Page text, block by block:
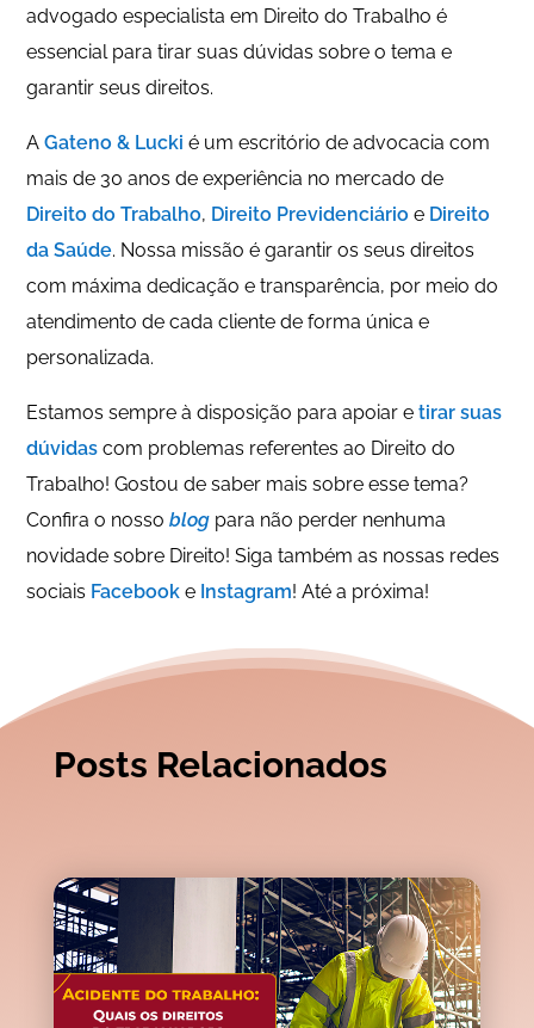
advogado especialista em Direito do Trabalho é
essencial para tirar suas dúvidas sobre o tema e
garantir seus direitos.
A Gateno & Lucki é um escritório de advocacia com
mais de 30 anos de experiência no mercado de
Direito do Trabalho, Direito Previdenciário e Direito
da Saúde. Nossa missão é garantir os seus direitos
com máxima dedicação e transparência, por meio do
atendimento de cada cliente de forma única e
personalizada.
Estamos sempre à disposição para apoiar e tirar suas
dúvidas com problemas referentes ao Direito do
Trabalho! Gostou de saber mais sobre esse tema?
Confira o nosso blog para não perder nenhuma
novidade sobre Direito! Siga também as nossas redes
sociais Facebook e Instagram! Até a próxima!
Posts Relacionados